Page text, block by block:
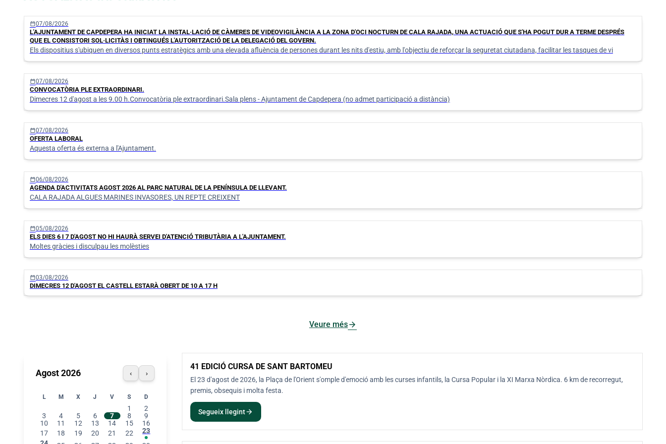
calendar_today07/08/2026
L'AJUNTAMENT DE CAPDEPERA HA INICIAT LA INSTAL·LACIÓ DE CÀMERES DE VIDEOVIGILÀNCIA A LA ZONA D'OCI NOCTURN DE CALA RAJADA, UNA ACTUACIÓ QUE S'HA POGUT DUR A TERME DESPRÉS
QUE EL CONSISTORI SOL·LICITÀS I OBTINGUÉS L'AUTORITZACIÓ DE LA DELEGACIÓ DEL GOVERN.
Els dispositius s'ubiquen en diversos punts estratègics amb una elevada afluència de persones durant les nits d'estiu, amb l'objectiu de reforçar la seguretat ciutadana, facilitar les tasques de vi
calendar_today07/08/2026
CONVOCATÒRIA PLE EXTRAORDINARI.
Dimecres 12 d'agost a les 9.00 h.Convocatòria ple extraordinari.Sala plens - Ajuntament de Capdepera (no admet participació a distància)
calendar_today07/08/2026
OFERTA LABORAL
Aquesta oferta és externa a l'Ajuntament.
calendar_today06/08/2026
AGENDA D'ACTIVITATS AGOST 2026 AL PARC NATURAL DE LA PENÍNSULA DE LLEVANT.
CALA RAJADA ALGUES MARINES INVASORES, UN REPTE CREIXENT
calendar_today05/08/2026
ELS DIES 6 I 7 D'AGOST NO HI HAURÀ SERVEI D'ATENCIÓ TRIBUTÀRIA A L'AJUNTAMENT.
Moltes gràcies i disculpau les molèsties
calendar_today03/08/2026
DIMECRES 12 D'AGOST EL CASTELL ESTARÀ OBERT DE 10 A 17 H
Veure mésarrow_forward
Agost 2026 ‹ ›
L M X J V S D
1
2
3
4 5 6 7 8
9
10
11 12 13 14 15
16
17
18 19 20 21 22
23
23
AGO
41 EDICIÓ CURSA DE SANT BARTOMEU
El 23 d'agost de 2026, la Plaça de l'Orient s'omple d'emoció amb les curses infantils, la Cursa Popular i la XI Marxa Nòrdica. 6 km de recorregut,
premis, obsequis i molta festa.
Segueix llegintarrow_forward